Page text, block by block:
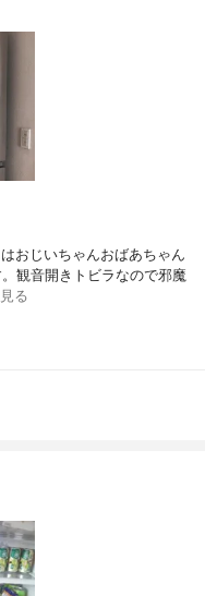
おじいちゃんおばあちゃん
観音開きトビラなので邪魔
る